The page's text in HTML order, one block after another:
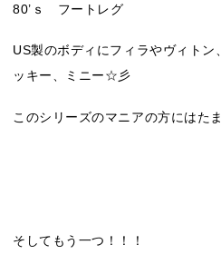
80’ｓ フートレグ
US製のボディにフィラやヴィトン
ッキー、ミニー☆彡
このシリーズのマニアの方にはた
そしてもう一つ！！！